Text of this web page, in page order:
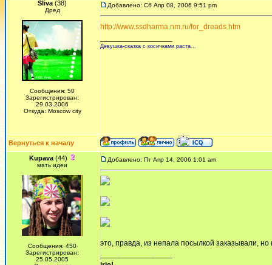
Sliva (38)
Дред
Сообщения: 50
Зарегистрирован:
29.03.2006
Откуда: Moscow city
Добавлено: Сб Апр 08, 2006 9:51 pm
http://www.ssdharma.nm.ru/for_dreads.htm
Девушка-сказка с косичками раста...
Вернуться к началу
Kupava(44)
мать идеи
Сообщения: 450
Зарегистрирован:
25.05.2005
Добавлено: Пт Апр 14, 2006 1:01 am
это, правда, из непала посылкой заказывали,